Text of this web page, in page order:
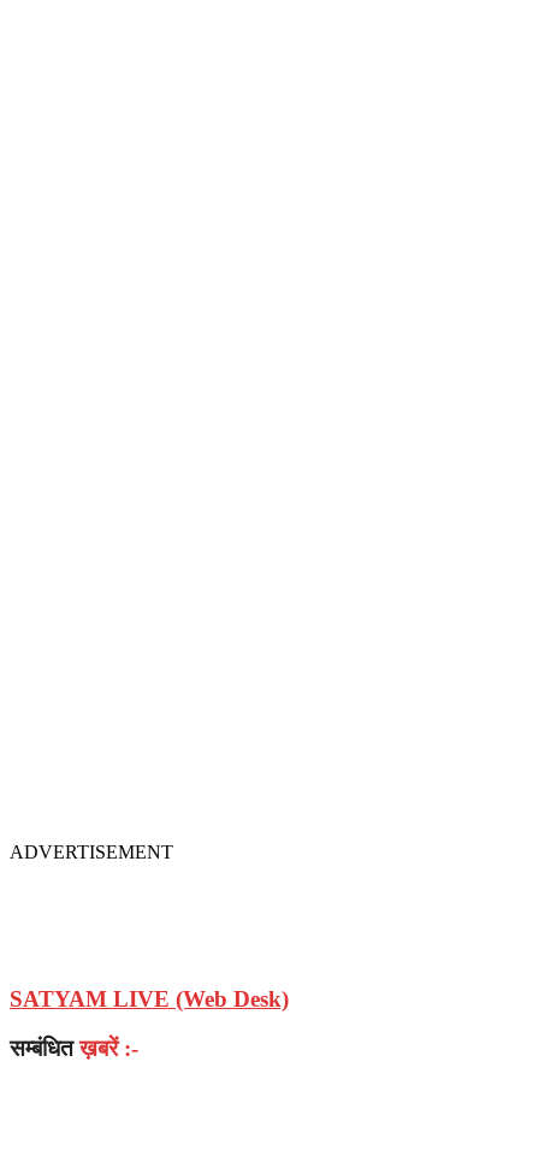
ADVERTISEMENT
SATYAM LIVE (Web Desk)
सम्बंधितख़बरें :-